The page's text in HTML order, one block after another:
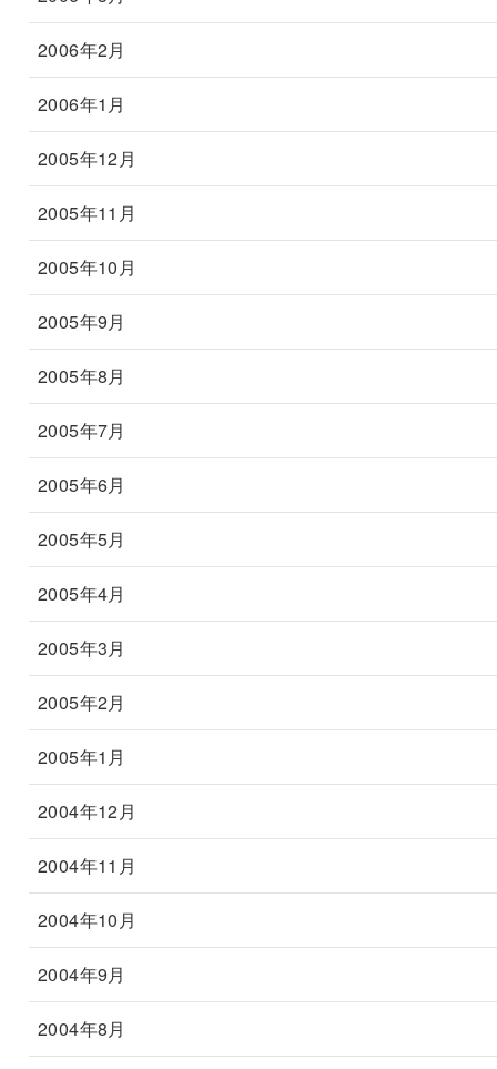
2006年2月
2006年1月
2005年12月
2005年11月
2005年10月
2005年9月
2005年8月
2005年7月
2005年6月
2005年5月
2005年4月
2005年3月
2005年2月
2005年1月
2004年12月
2004年11月
2004年10月
2004年9月
2004年8月